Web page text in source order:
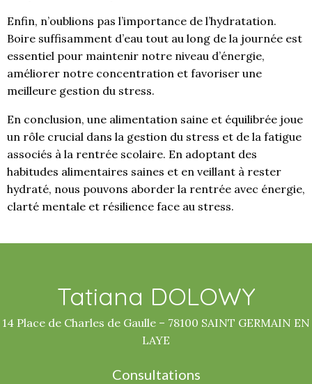
Enfin, n’oublions pas l’importance de l’hydratation.
Boire suffisamment d’eau tout au long de la journée est
essentiel pour maintenir notre niveau d’énergie,
améliorer notre concentration et favoriser une
meilleure gestion du stress.
En conclusion, une alimentation saine et équilibrée joue
un rôle crucial dans la gestion du stress et de la fatigue
associés à la rentrée scolaire. En adoptant des
habitudes alimentaires saines et en veillant à rester
hydraté, nous pouvons aborder la rentrée avec énergie,
clarté mentale et résilience face au stress.
Tatiana DOLOWY
14 Place de Charles de Gaulle – 78100 SAINT GERMAIN EN
LAYE
Consultations